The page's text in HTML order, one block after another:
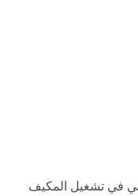
في تشغيل المكيف